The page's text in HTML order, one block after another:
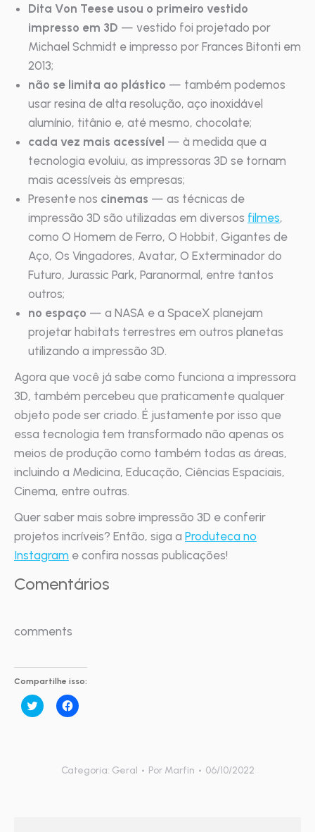
Dita Von Teese usou o primeiro vestido
impresso em 3D — vestido foi projetado por
Michael Schmidt e impresso por Frances Bitonti em
2013;
não se limita ao plástico — também podemos
usar resina de alta resolução, aço inoxidável
alumínio, titânio e, até mesmo, chocolate;
cada vez mais acessível — à medida que a
tecnologia evoluiu, as impressoras 3D se tornam
mais acessíveis às empresas;
Presente nos cinemas — as técnicas de
impressão 3D são utilizadas em diversos filmes,
como O Homem de Ferro, O Hobbit, Gigantes de
Aço, Os Vingadores, Avatar, O Exterminador do
Futuro, Jurassic Park, Paranormal, entre tantos
outros;
no espaço — a NASA e a SpaceX planejam
projetar habitats terrestres em outros planetas
utilizando a impressão 3D.
Agora que você já sabe como funciona a impressora
3D, também percebeu que praticamente qualquer
objeto pode ser criado. É justamente por isso que
essa tecnologia tem transformado não apenas os
meios de produção como também todas as áreas,
incluindo a Medicina, Educação, Ciências Espaciais,
Cinema, entre outras.
Quer saber mais sobre impressão 3D e conferir
projetos incríveis? Então, siga a Produteca no
Instagram e confira nossas publicações!
Comentários
comments
Compartilhe isso:
Clique
para
janela)
Clique
para
janela)
Categoria: Geral Por Marfin 06/10/2022